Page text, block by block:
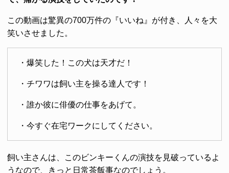
この動画は驚異の700万件の『いいね』が付き、人々を大
笑いさせました。
・爆笑した！この犬は天才だ！
・チワワは飼い主を操る達人です！
・誰か彼に俳優の仕事をあげて。
・今すぐ在宅ワークにしてください。
飼い主さんは、このビンキーくんの演技を見破っているよ
うなので、きっと日常茶飯事なのでしょう。